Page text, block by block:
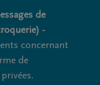
de
-
concernant
de